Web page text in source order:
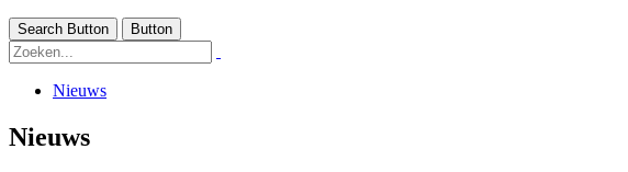
Search Button Button
Nieuws
Nieuws